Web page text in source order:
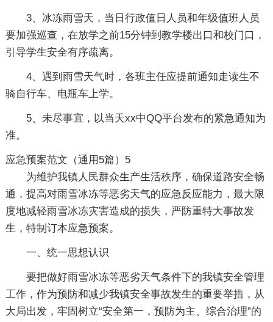
3、冰冻雨雪天，当日行政值日人员和年级值班人员
要加强巡查，在放学之前15分钟到教学楼出口和校门口，
引导学生安全有序疏离。
4、遇到雨雪天气时，各班主任应提前通知走读生不
骑自行车、电瓶车上学。
5、未尽事宜，以当天xx中QQ平台发布的紧急通知为
准。
应急预案范文（通用5篇）5
为维护我镇人民群众生产生活秩序，确保道路安全畅
通，提高对雨雪冰冻等恶劣天气的应急反应能力，最大限
度地减轻雨雪冰冻灾害造成的损失，严防重特大事故发
生，特制订本应急预案。
一、统一思想认识
要把做好雨雪冰冻等恶劣天气条件下的我镇安全管理
工作，作为预防和减少我镇安全事故发生的重要举措，从
大局出发，牢固树立“安全第一，预防为主、综合治理”的